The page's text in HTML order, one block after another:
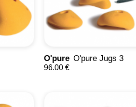
O'pure O'pure Jugs 3
96.00 €